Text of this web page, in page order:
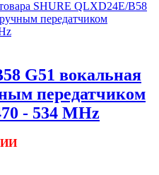
G51 вокальная
передатчиком
- 534 MHz